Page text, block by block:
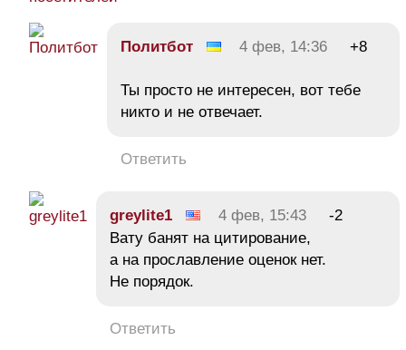
Политбот 4 фев, 14:36 +8
Ты просто не интересен, вот тебе
никто и не отвечает.
Ответить
greylite1 4 фев, 15:43
-2
Вату банят на цитирование,
а на прославление оценок нет.
Не порядок.
Ответить